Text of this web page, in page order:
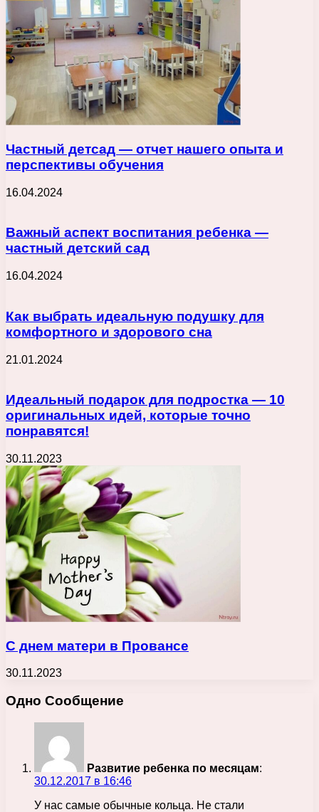
Частный детсад — отчет нашего опыта и
перспективы обучения
16.04.2024
Важный аспект воспитания ребенка —
частный детский сад
16.04.2024
Как выбрать идеальную подушку для
комфортного и здорового сна
21.01.2024
Идеальный подарок для подростка — 10
оригинальных идей, которые точно
понравятся!
30.11.2023
С днем матери в Провансе
30.11.2023
Одно Сообщение
Развитие ребенка по месяцам:
30.12.2017 в 16:46
У нас самые обычные кольца. Не стали